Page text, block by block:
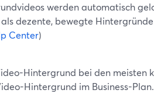
werden automatisch
dezente, bewegte
Center)
Hintergrund bei den meisten
Hintergrund im Business-